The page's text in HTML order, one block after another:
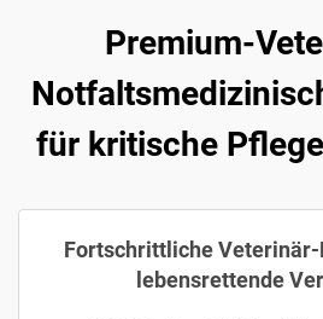
Premium-
für kritische
Fortschrittliche
lebensrettende